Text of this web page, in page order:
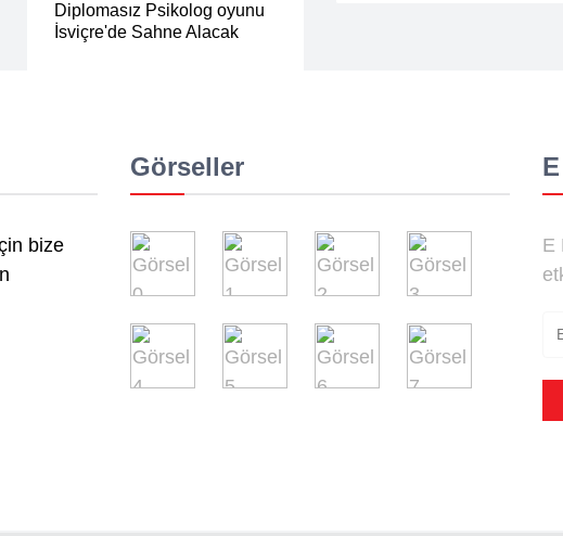
Diplomasız Psikolog oyunu
İsviçre'de Sahne Alacak
bize
Görseller
E